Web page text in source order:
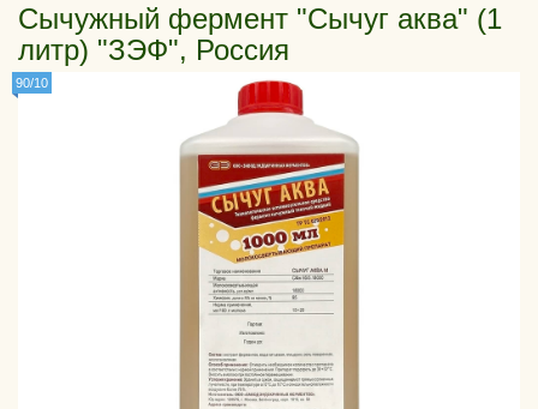
Сычужный фермент "Сычуг аква" (1
литр) "ЗЭФ", Россия
90/10